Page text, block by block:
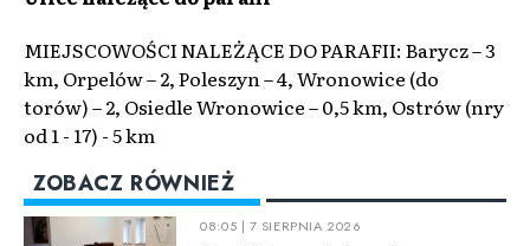
MIEJSCOWOŚCI NALEŻĄCE DO PARAFII: Barycz – 3
km, Orpelów – 2, Poleszyn – 4, Wronowice (do
torów) – 2, Osiedle Wronowice – 0,5 km, Ostrów (nry
od 1 - 17) - 5 km
ZOBACZ RÓWNIEŻ
08:05 | 7 SIERPNIA 2026